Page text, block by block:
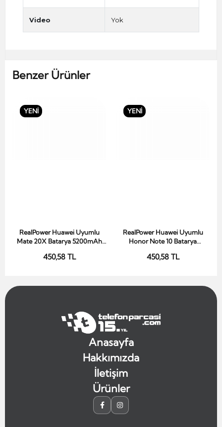
Video Yok
Benzer Ürünler
YENİ
Sepete Ekle
RealPower Huawei Uyumlu
Mate 20X Batarya 5200mAh
450,58 TL
YENİ
Sepete Ekle
RealPower Huawei Uyumlu
Honor Note 10 Batarya
Ömürlü Pil
450,58 TL
Anasayfa
Hakkımızda
İletişim
Ürünler